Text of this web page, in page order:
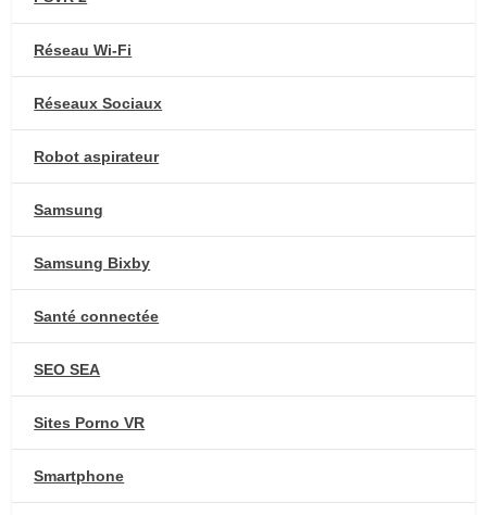
Réseau Wi-Fi
Réseaux Sociaux
Robot aspirateur
Samsung
Samsung Bixby
Santé connectée
SEO SEA
Sites Porno VR
Smartphone